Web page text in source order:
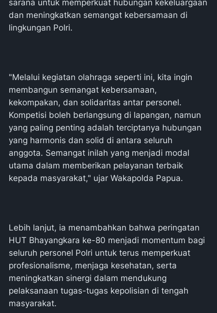
sarana untuk memperkuat hubungan kekeluargaan
dan meningkatkan semangat kebersamaan di
lingkungan Polri.
"Melalui kegiatan olahraga seperti ini, kita ingin
membangun semangat kebersamaan,
kekompakan, dan solidaritas antar personel.
Kompetisi boleh berlangsung di lapangan, namun
yang paling penting adalah terciptanya hubungan
yang harmonis dan solid di antara seluruh
anggota. Semangat inilah yang menjadi modal
utama dalam memberikan pelayanan terbaik
kepada masyarakat," ujar Wakapolda Papua.
Lebih lanjut, ia menambahkan bahwa peringatan
HUT Bhayangkara ke-80 menjadi momentum bagi
seluruh personel Polri untuk terus memperkuat
profesionalisme, menjaga kesehatan, serta
meningkatkan sinergi dalam mendukung
pelaksanaan tugas-tugas kepolisian di tengah
masyarakat.